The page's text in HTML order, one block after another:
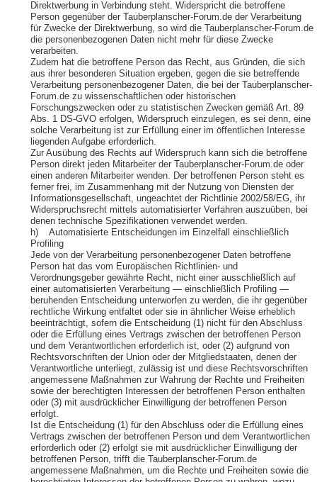
Direktwerbung in Verbindung steht. Widerspricht die betroffene
Person gegenüber der Tauberplanscher-Forum.de der Verarbeitung
für Zwecke der Direktwerbung, so wird die Tauberplanscher-Forum.de
die personenbezogenen Daten nicht mehr für diese Zwecke
verarbeiten.
Zudem hat die betroffene Person das Recht, aus Gründen, die sich
aus ihrer besonderen Situation ergeben, gegen die sie betreffende
Verarbeitung personenbezogener Daten, die bei der Tauberplanscher-
Forum.de zu wissenschaftlichen oder historischen
Forschungszwecken oder zu statistischen Zwecken gemäß Art. 89
Abs. 1 DS-GVO erfolgen, Widerspruch einzulegen, es sei denn, eine
solche Verarbeitung ist zur Erfüllung einer im öffentlichen Interesse
liegenden Aufgabe erforderlich.
Zur Ausübung des Rechts auf Widerspruch kann sich die betroffene
Person direkt jeden Mitarbeiter der Tauberplanscher-Forum.de oder
einen anderen Mitarbeiter wenden. Der betroffenen Person steht es
ferner frei, im Zusammenhang mit der Nutzung von Diensten der
Informationsgesellschaft, ungeachtet der Richtlinie 2002/58/EG, ihr
Widerspruchsrecht mittels automatisierter Verfahren auszuüben, bei
denen technische Spezifikationen verwendet werden.
h) Automatisierte Entscheidungen im Einzelfall einschließlich
Profiling
Jede von der Verarbeitung personenbezogener Daten betroffene
Person hat das vom Europäischen Richtlinien- und
Verordnungsgeber gewährte Recht, nicht einer ausschließlich auf
einer automatisierten Verarbeitung — einschließlich Profiling —
beruhenden Entscheidung unterworfen zu werden, die ihr gegenüber
rechtliche Wirkung entfaltet oder sie in ähnlicher Weise erheblich
beeinträchtigt, sofern die Entscheidung (1) nicht für den Abschluss
oder die Erfüllung eines Vertrags zwischen der betroffenen Person
und dem Verantwortlichen erforderlich ist, oder (2) aufgrund von
Rechtsvorschriften der Union oder der Mitgliedstaaten, denen der
Verantwortliche unterliegt, zulässig ist und diese Rechtsvorschriften
angemessene Maßnahmen zur Wahrung der Rechte und Freiheiten
sowie der berechtigten Interessen der betroffenen Person enthalten
oder (3) mit ausdrücklicher Einwilligung der betroffenen Person
erfolgt.
Ist die Entscheidung (1) für den Abschluss oder die Erfüllung eines
Vertrags zwischen der betroffenen Person und dem Verantwortlichen
erforderlich oder (2) erfolgt sie mit ausdrücklicher Einwilligung der
betroffenen Person, trifft die Tauberplanscher-Forum.de
angemessene Maßnahmen, um die Rechte und Freiheiten sowie die